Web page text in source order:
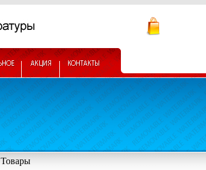
Товары